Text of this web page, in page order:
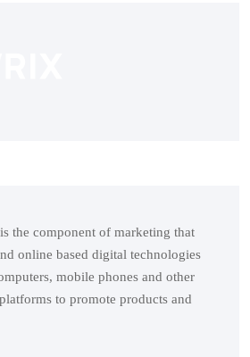
the component of marketing that
online based digital technologies
mobile phones and other
to promote products and